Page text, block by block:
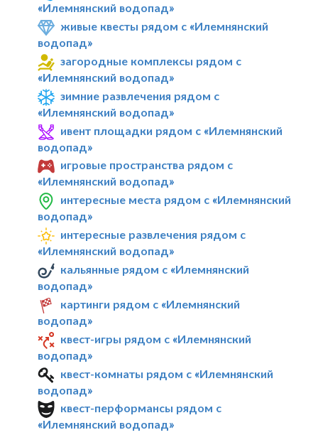
«Илемнянский водопад»
живые квесты рядом с «Илемнянский
водопад»
загородные комплексы рядом с
«Илемнянский водопад»
зимние развлечения рядом с
«Илемнянский водопад»
ивент площадки рядом с «Илемнянский
водопад»
игровые пространства рядом с
«Илемнянский водопад»
интересные места рядом с «Илемнянский
водопад»
интересные развлечения рядом с
«Илемнянский водопад»
кальянные рядом с «Илемнянский
водопад»
картинги рядом с «Илемнянский
водопад»
квест-игры рядом с «Илемнянский
водопад»
квест-комнаты рядом с «Илемнянский
водопад»
квест-перформансы рядом с
«Илемнянский водопад»